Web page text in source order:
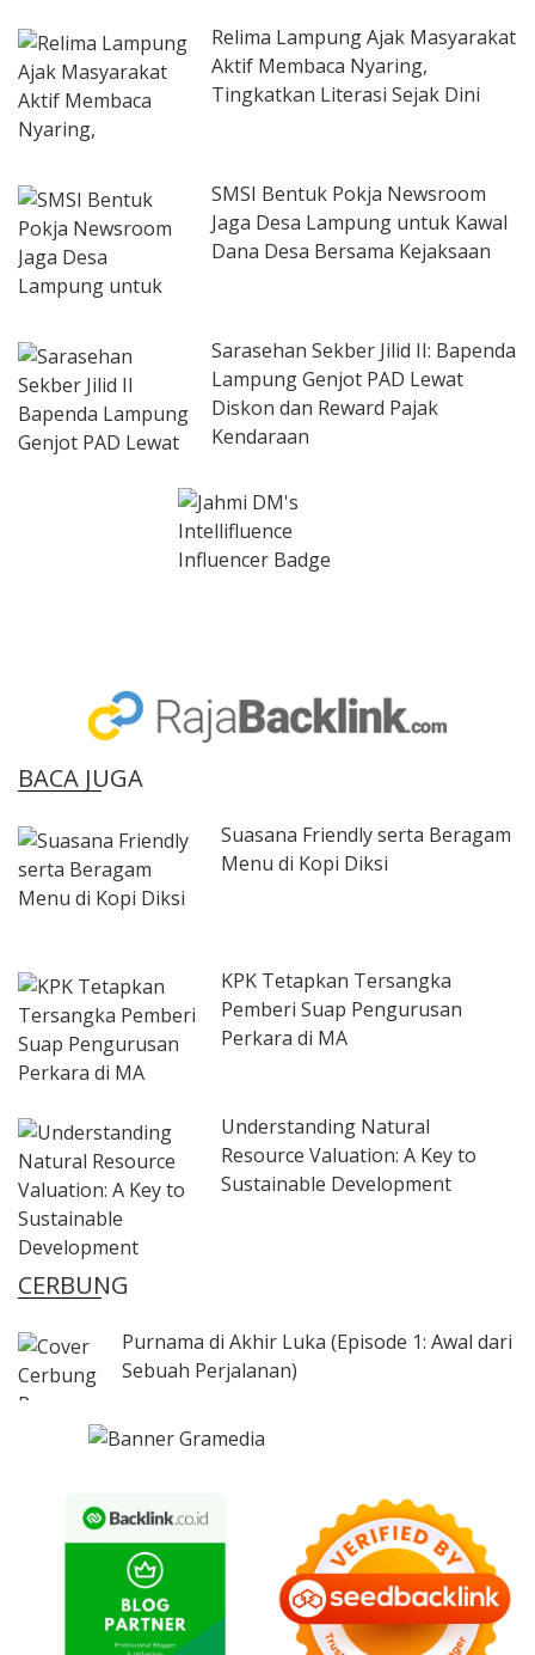
Relima Lampung Ajak Masyarakat
Aktif Membaca Nyaring,
Tingkatkan Literasi Sejak Dini
SMSI Bentuk Pokja Newsroom
Jaga Desa Lampung untuk Kawal
Dana Desa Bersama Kejaksaan
Sarasehan Sekber Jilid II: Bapenda
Lampung Genjot PAD Lewat
Diskon dan Reward Pajak
Kendaraan
BACA JUGA
Suasana Friendly serta Beragam
Menu di Kopi Diksi
KPK Tetapkan Tersangka
Pemberi Suap Pengurusan
Perkara di MA
Understanding Natural
Resource Valuation: A Key to
Sustainable Development
CERBUNG
Purnama di Akhir Luka (Episode 1: Awal dari
Sebuah Perjalanan)